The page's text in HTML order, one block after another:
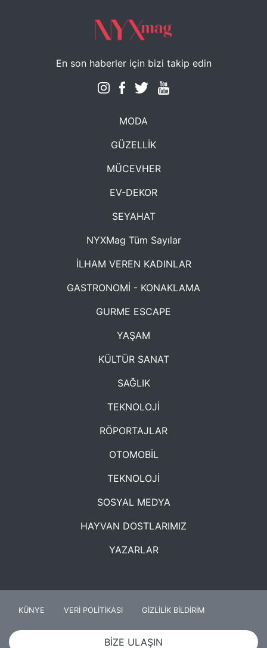
En son haberler için bizi takip edin
MODA
GÜZELLİK
MÜCEVHER
EV-DEKOR
SEYAHAT
NYXMag Tüm Sayılar
İLHAM VEREN KADINLAR
GASTRONOMİ - KONAKLAMA
GURME ESCAPE
YAŞAM
KÜLTÜR SANAT
SAĞLIK
TEKNOLOJİ
RÖPORTAJLAR
OTOMOBİL
TEKNOLOJİ
SOSYAL MEDYA
HAYVAN DOSTLARIMIZ
YAZARLAR
KÜNYE VERİ POLİTİKASI GİZLİLİK BİLDİRİM
BİZE ULAŞIN